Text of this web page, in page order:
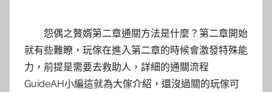
怨偶之贅婿第二章通關方法是什麼？第二章開始
就有些難瞭，玩傢在進入第二章的時候會激發特殊能
力，前提是需要去救助人，詳細的通關流程
GuideAH小編這就為大傢介紹，還沒過關的玩傢可